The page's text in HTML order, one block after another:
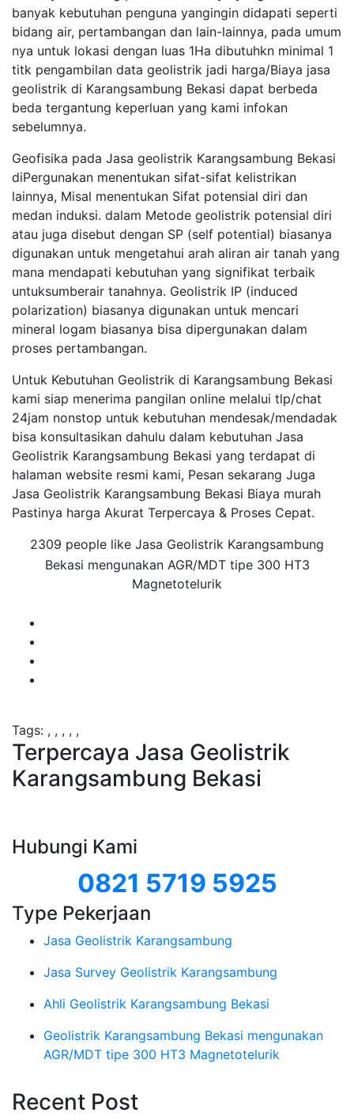
banyak kebutuhan penguna yangingin didapati seperti
bidang air, pertambangan dan lain-lainnya, pada umum
nya untuk lokasi dengan luas 1Ha dibutuhkn minimal 1
titk pengambilan data geolistrik jadi harga/Biaya jasa
geolistrik di Karangsambung Bekasi dapat berbeda
beda tergantung keperluan yang kami infokan
sebelumnya.
Geofisika pada Jasa geolistrik Karangsambung Bekasi
diPergunakan menentukan sifat-sifat kelistrikan
lainnya, Misal menentukan Sifat potensial diri dan
medan induksi. dalam Metode geolistrik potensial diri
atau juga disebut dengan SP (self potential) biasanya
digunakan untuk mengetahui arah aliran air tanah yang
mana mendapati kebutuhan yang signifikat terbaik
untuksumberair tanahnya. Geolistrik IP (induced
polarization) biasanya digunakan untuk mencari
mineral logam biasanya bisa dipergunakan dalam
proses pertambangan.
Untuk Kebutuhan Geolistrik di Karangsambung Bekasi
kami siap menerima pangilan online melalui tlp/chat
24jam nonstop untuk kebutuhan mendesak/mendadak
bisa konsultasikan dahulu dalam kebutuhan Jasa
Geolistrik Karangsambung Bekasi yang terdapat di
halaman website resmi kami, Pesan sekarang Juga
Jasa Geolistrik Karangsambung Bekasi Biaya murah
Pastinya harga Akurat Terpercaya & Proses Cepat.
2309 people like Jasa Geolistrik Karangsambung
Bekasi mengunakan AGR/MDT tipe 300 HT3
Magnetotelurik
Tags: , , , , ,
Terpercaya Jasa Geolistrik
Karangsambung Bekasi
Hubungi Kami
0821 5719 5925
Type Pekerjaan
Jasa Geolistrik Karangsambung
Jasa Survey Geolistrik Karangsambung
Ahli Geolistrik Karangsambung Bekasi
Geolistrik Karangsambung Bekasi mengunakan
AGR/MDT tipe 300 HT3 Magnetotelurik
Recent Post